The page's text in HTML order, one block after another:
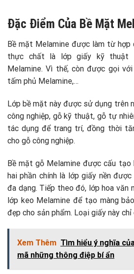
Đặc Điểm Của Bề Mặt
Bề mặt Melamine được làm từ hợp
thực chất là lớp giấy kỹ thuật
Melamine. Vì thế, còn được gọi
tấm phủ Melamine,…
Lớp bề mặt này được sử dụng trên
công nghiệp, gỗ kỹ thuật, gỗ tự
tác dụng để trang trí, đồng thời
cho gỗ công nghiệp.
Bề mặt gỗ Melamine được cấu tạo
hai phần chính là lớp giấy nền
đa dạng. Tiếp theo đó, lớp hoa văn
lớp keo Melamine để tạo màng
đẹp cho sản phẩm. Loại giấy này
Xem Thêm Tìm hiểu ý nghĩa
mã những thông điệp bí ẩn